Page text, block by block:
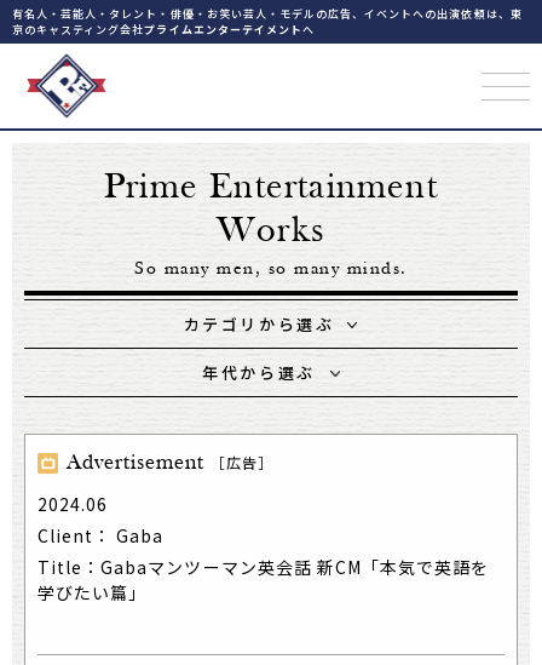
有名人・芸能人・タレント・俳優・お笑い芸人・モデルの広告、イベントへの出演依頼は、東
京のキャスティング会社プライムエンターテイメントへ
Prime Entertainment
Works
So many men, so many minds.
カテゴリから選ぶ
年代から選ぶ
Advertisement ［広告］
2024.06
Client： Gaba
Title：Gabaマンツーマン英会話 新CM「本気で英語を
学びたい篇」